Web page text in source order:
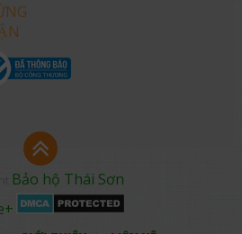
Bảo hộ Thái Sơn